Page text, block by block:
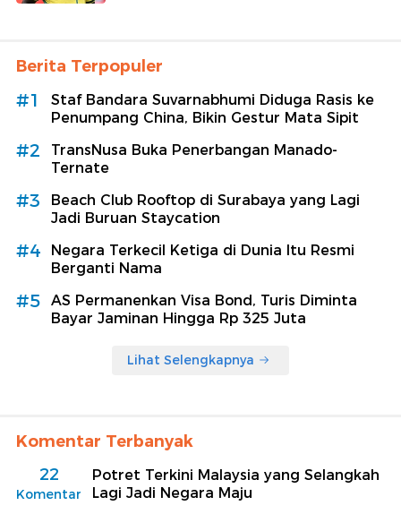
Berita Terpopuler
#1
Staf Bandara Suvarnabhumi Diduga Rasis ke
Penumpang China, Bikin Gestur Mata Sipit
#2
TransNusa Buka Penerbangan Manado-
Ternate
#3
Beach Club Rooftop di Surabaya yang Lagi
Jadi Buruan Staycation
#4
Negara Terkecil Ketiga di Dunia Itu Resmi
Berganti Nama
#5
AS Permanenkan Visa Bond, Turis Diminta
Bayar Jaminan Hingga Rp 325 Juta
Lihat Selengkapnya
Komentar Terbanyak
22
Komentar
Potret Terkini Malaysia yang Selangkah
Lagi Jadi Negara Maju